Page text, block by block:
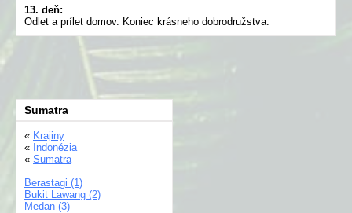
13. deň:
Odlet a prílet domov. Koniec krásneho dobrodružstva.
Sumatra
« Krajiny
« Indonézia
« Sumatra
Berastagi (1)
Bukit Lawang (2)
Medan (3)